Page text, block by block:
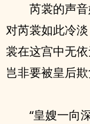
芮裳的声
对芮裳如此冷
裳在这宫中无
岂非要被皇后
“皇嫂一向